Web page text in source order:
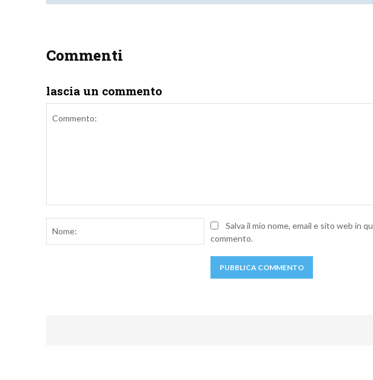
Commenti
lascia un commento
Nome:Salva il mio nome, email e sito web in
commento.